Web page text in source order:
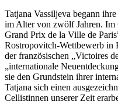
Tatjana Vassiljeva begann
im Alter von zwölf Jahren. Im
Grand Prix de la Ville de
Rostropovitch-Wettbewerb in
der französischen „Victoires
„internationale
sie den Grundstein ihrer
Tatjana sich einen
Cellistinnen unserer Zeit